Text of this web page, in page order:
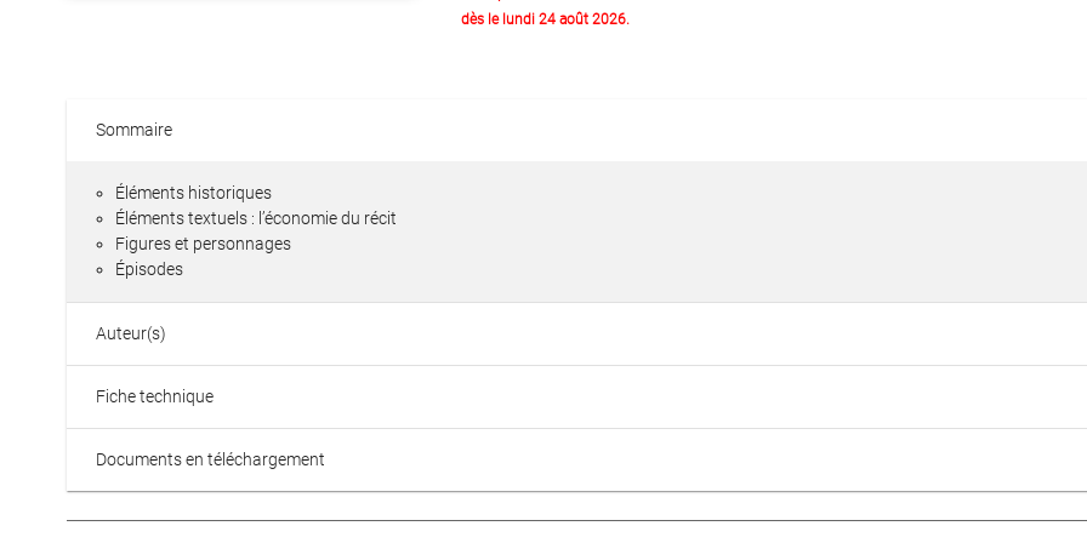
dès le lundi 24 août 2026.
Sommaire
Éléments historiques
Éléments textuels : l’économie du récit
Figures et personnages
Épisodes
Auteur(s)
Fiche technique
Documents en téléchargement